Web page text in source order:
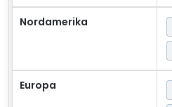
Nordamerika
Europa